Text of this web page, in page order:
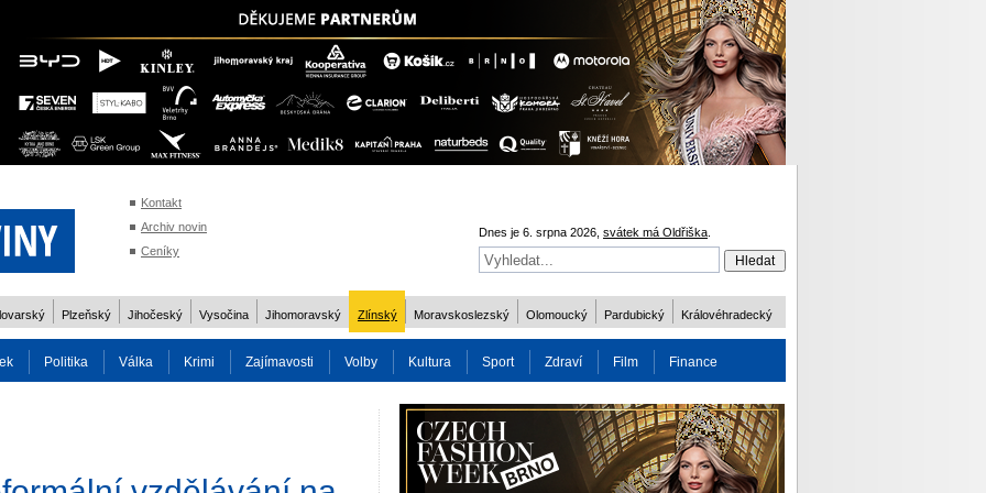
Kontakt
Archiv novin
Ceníky
Dnes je 6. srpna 2026, svátek má Oldřiška
Plzeňský Jihočeský Vysočina Jihomoravský Zlínský Moravskoslezský Olomoucký Pardubický Královéhradecký
Politika Válka Krimi Zajímavosti Volby Kultura Sport Zdraví Film Finance
Charita Osobnost Více ODM 2016